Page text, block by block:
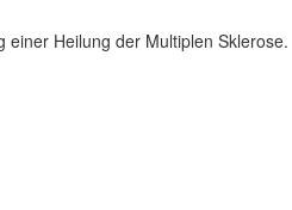
Heilung der Multiplen Sklerose.